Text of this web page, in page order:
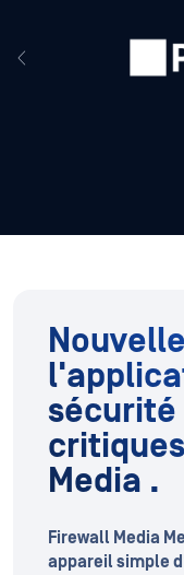
sécurité
Media .
Firewall Media
appareil simple